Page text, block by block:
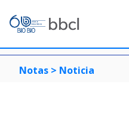
Notas > Noticia